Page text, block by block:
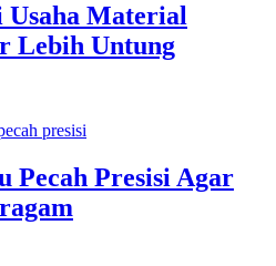
Usaha Material
Lebih Untung
Pecah Presisi Agar